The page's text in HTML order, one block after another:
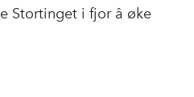
Stortinget i fjor å øke